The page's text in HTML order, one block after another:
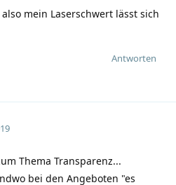
also mein Laserschwert lässt sich
Antworten
Thema Transparenz...
bei den Angeboten "es